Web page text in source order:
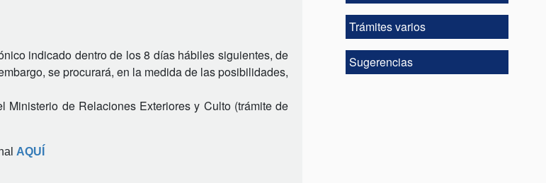
indicado dentro de los 8 días hábiles siguientes, de
se procurará, en la medida de las posibilidades,
Ministerio de Relaciones Exteriores y Culto (trámite de
AQUÍ
Trámites varios
Sugerencias